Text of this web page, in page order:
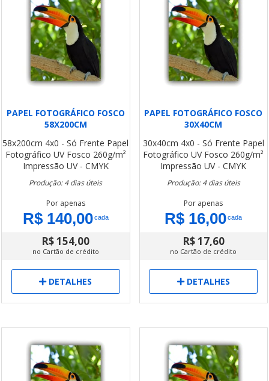
PAPEL FOTOGRÁFICO FOSCO
58X200CM
58x200cm 4x0 - Só Frente Papel
Fotográfico UV Fosco 260g/m²
Impressão UV - CMYK
Produção: 4 dias úteis
Por apenas
R$ 140,00cada
R$ 154,00
no Cartão de crédito
DETALHES
PAPEL FOTOGRÁFICO FOSCO
30X40CM
30x40cm 4x0 - Só Frente Papel
Fotográfico UV Fosco 260g/m²
Impressão UV - CMYK
Produção: 4 dias úteis
Por apenas
R$ 16,00cada
R$ 17,60
no Cartão de crédito
DETALHES